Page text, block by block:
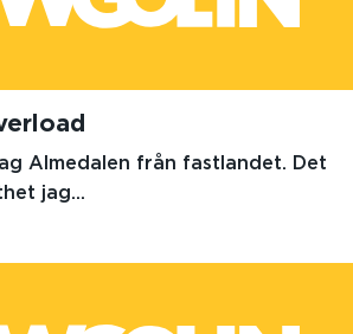
Almedalen från fastlandet. Det
jag...